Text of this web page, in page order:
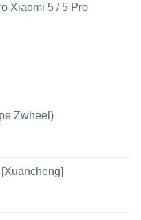
Xiaomi 5 / 5 Pro
Zwheel)